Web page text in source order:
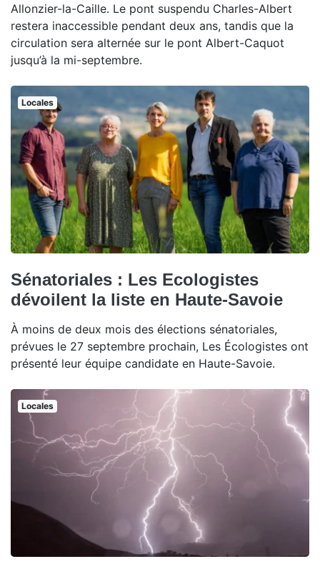
Allonzier-la-Caille. Le pont suspendu Charles-Albert
restera inaccessible pendant deux ans, tandis que la
circulation sera alternée sur le pont Albert-Caquot
jusqu’à la mi-septembre.
Locales
Sénatoriales : Les Ecologistes
dévoilent la liste en Haute-Savoie
À moins de deux mois des élections sénatoriales,
prévues le 27 septembre prochain, Les Écologistes ont
présenté leur équipe candidate en Haute-Savoie.
Locales